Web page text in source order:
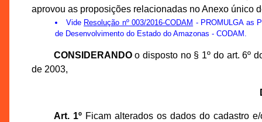
aprovou as proposições relacionadas no Anexo único
Vide Resolução nº 003/2016-CODAM - PROMULGA as
de Desenvolvimento do Estado do Amazonas - CODAM.
CONSIDERANDOo disposto no § 1º do art. 6º
de 2003,
Art. 1ºFicam alterados os dados do cadastro